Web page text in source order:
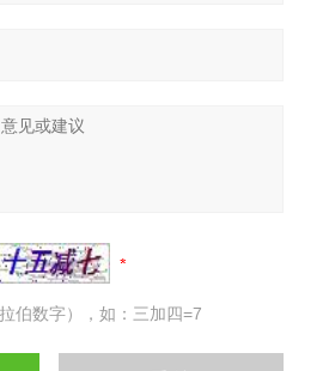
伯数字），如：三加四=7